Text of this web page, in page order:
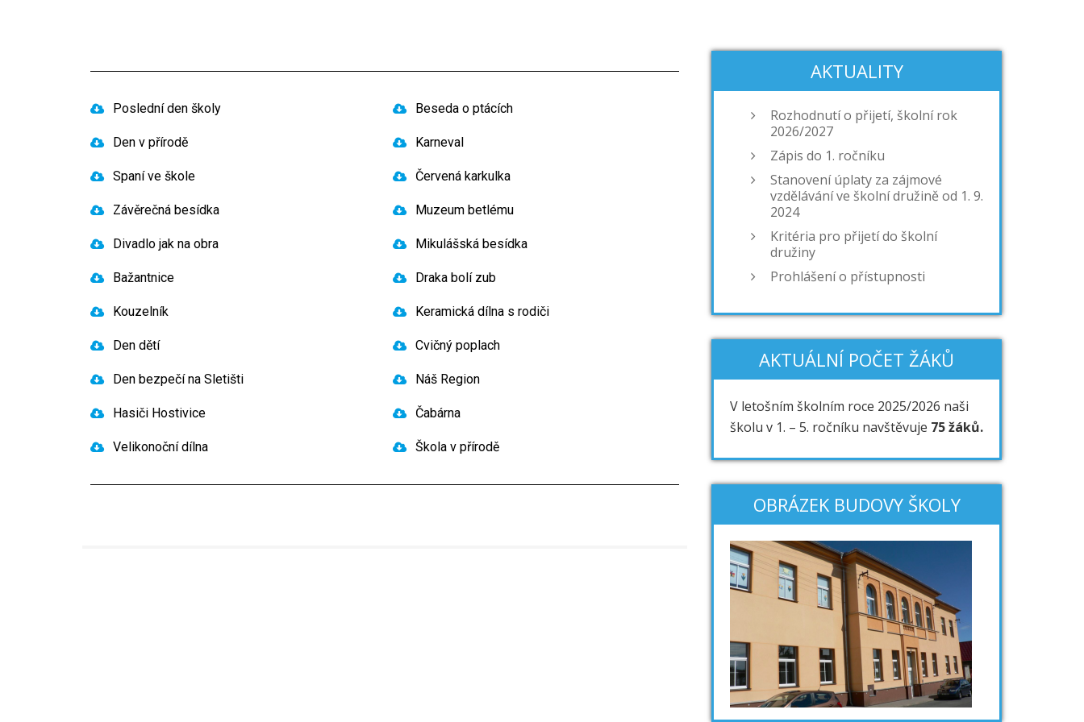
Poslední den školy
Den v přírodě
Spaní ve škole
Závěrečná besídka
Divadlo jak na obra
Bažantnice
Kouzelník
Den dětí
Den bezpečí na Sletišti
Hasiči Hostivice
Velikonoční dílna
Beseda o ptácích
Karneval
Červená karkulka
Muzeum betlému
Mikulášská besídka
Draka bolí zub
Keramická dílna s rodiči
Cvičný poplach
Náš Region
Čabárna
Škola v přírodě
AKTUALITY
Rozhodnutí o přijetí, školní rok
2026/2027
Zápis do 1. ročníku
Stanovení úplaty za zájmové
vzdělávání ve školní družině od 1. 9.
2024
Kritéria pro přijetí do školní
družiny
Prohlášení o přístupnosti
AKTUÁLNÍ POČET ŽÁKŮ
V letošním školním roce 2025/2026 naši
školu v 1. – 5. ročníku navštěvuje 75 žáků.
OBRÁZEK BUDOVY ŠKOLY